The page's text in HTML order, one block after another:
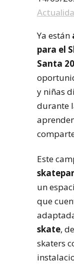
Ya están
para el
Santa
y niñas
durante
Este
un
que
skate,
skaters